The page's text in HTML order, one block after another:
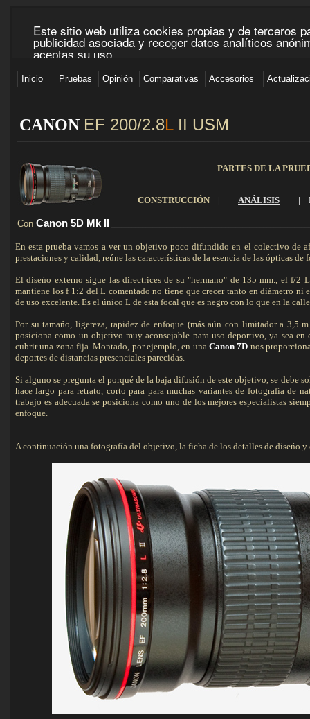
CANON EF 200/2.8LII USM
PARTES DE LA
CONSTRUCCIÓN | ANÁLISIS |
Con Canon 5DMk
En esta prueba vamos a ver un objetivo poco difundido en el colectivo de
prestaciones y calidad, reúne las características de la esencia de las ópticas de
El diseńo externo sigue las directrices de su "hermano" de 135 mm., el f/2
mantiene los f 1:2 del L comentado no tiene que crecer tanto en diámetro
de uso excelente. Es el único L de esta focal que es negro con lo que en la
Por su tamańo, ligereza, rapidez de enfoque (más aún con limitador a 3,5
posiciona como un objetivo muy aconsejable para uso deportivo, ya sea en
cubrir una zona fija. Montado, por ejemplo, en una Canon 7D nos
deportes de distancias presenciales parecidas.
Si alguno se pregunta el porqué de la baja difusión de este objetivo, se debe
hace largo para retrato, corto para para muchas variantes de fotografía de
trabajo es adecuada se posiciona como uno de los mejores especialistas
enfoque.
A continuación una fotografía del objetivo, la ficha de los detalles de diseńo y